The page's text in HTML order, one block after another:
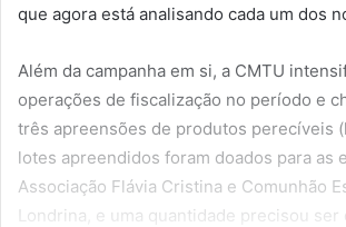
que agora está analisando cada um dos
Além da campanha em si, a CMTU
operações de fiscalização no período e
três apreensões de produtos perecíveis
lotes apreendidos foram doados para as
Associação Flávia Cristina e Comunhão
Londrina, e uma quantidade precisou